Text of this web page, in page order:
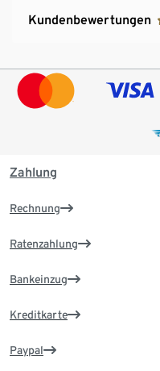
Kundenbewertungen
Zahlung
Rechnung
Ratenzahlung
Bankeinzug
Kreditkarte
Paypal